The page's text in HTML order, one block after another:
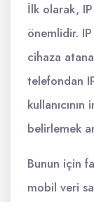
İlk olarak,
önemlidir.
cihaza
telefondan
belirlemek
Bunun için
mobil veri